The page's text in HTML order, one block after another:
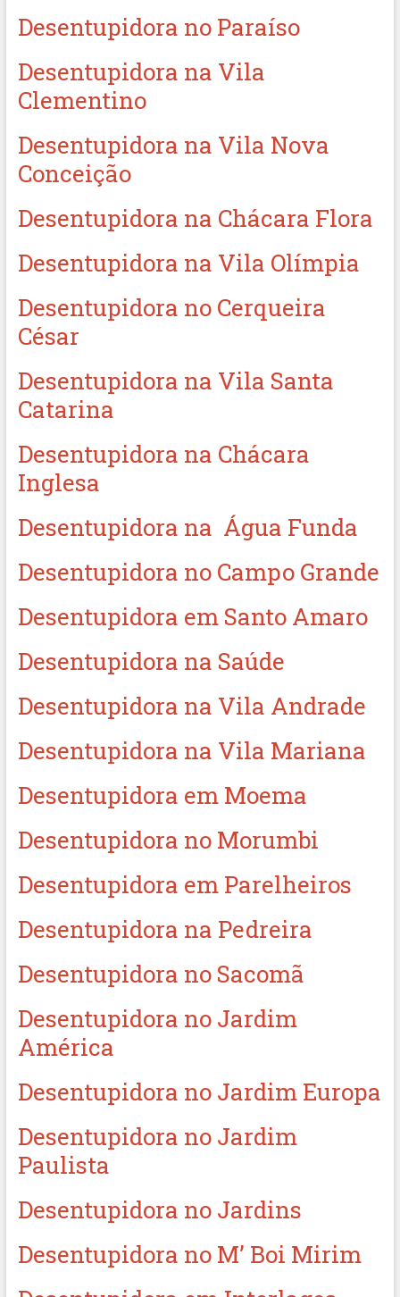
Desentupidora no Paraíso
Desentupidora na Vila
Clementino
Desentupidora na Vila Nova
Conceição
Desentupidora na Chácara Flora
Desentupidora na Vila Olímpia
Desentupidora no Cerqueira
César
Desentupidora na Vila Santa
Catarina
Desentupidora na Chácara
Inglesa
Desentupidora na Água Funda
Desentupidora no Campo Grande
Desentupidora em Santo Amaro
Desentupidora na Saúde
Desentupidora na Vila Andrade
Desentupidora na Vila Mariana
Desentupidora em Moema
Desentupidora no Morumbi
Desentupidora em Parelheiros
Desentupidora na Pedreira
Desentupidora no Sacomã
Desentupidora no Jardim
América
Desentupidora no Jardim Europa
Desentupidora no Jardim
Paulista
Desentupidora no Jardins
Desentupidora no M’ Boi Mirim